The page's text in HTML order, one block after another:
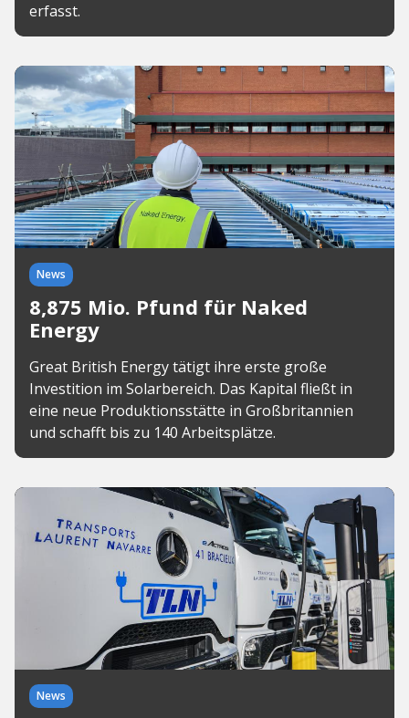
erfasst.
News
8,875 Mio. Pfund für Naked
Energy
Great British Energy tätigt ihre erste große
Investition im Solarbereich. Das Kapital fließt in
eine neue Produktionsstätte in Großbritannien
und schafft bis zu 140 Arbeitsplätze.
News